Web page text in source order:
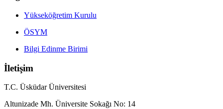
Yükseköğretim Kurulu
ÖSYM
Bilgi Edinme Birimi
İletişim
T.C. Üsküdar Üniversitesi
Altunizade Mh. Üniversite Sokağı No: 14